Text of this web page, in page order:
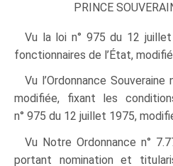
PRINCE
Vu la loi n° 975 du 12
fonctionnaires de l’État,
Vu l’Ordonnance
modifiée, fixant les
n° 975 du 12 juillet 1975,
Vu Notre Ordonnance n°
portant nomination et